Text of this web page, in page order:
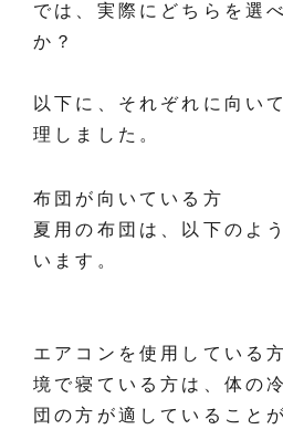
では、実際にどちらを選
か？
以下に、それぞれに向い
理しました。
布団が向いている方
夏用の布団は、以下のよ
います。
エアコンを使用している
境で寝ている方は、体の
団の方が適していること